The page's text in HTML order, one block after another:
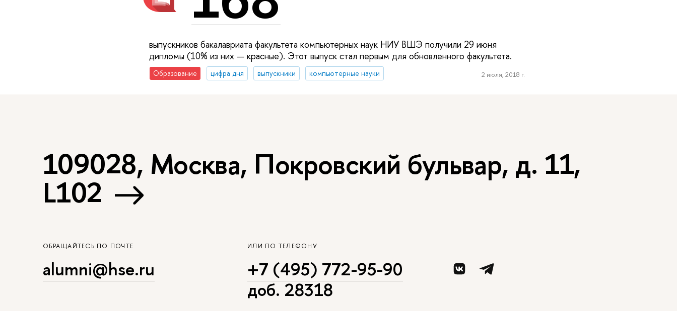
выпускников бакалавриата факультета компьютерных наук НИУ ВШЭ получили 29 июня
дипломы (10% из них — красные). Этот выпуск стал первым для обновленного факультета.
Образование цифра дня выпускники компьютерные науки 2 июля, 2018 г.
109028, Москва, Покровский бульвар, д. 11,
L102
ОБРАЩАЙТЕСЬ ПО ПОЧТЕ
alumni@hse.ru
ИЛИ ПО ТЕЛЕФОНУ
+7 (495) 772-95-90
доб. 28318